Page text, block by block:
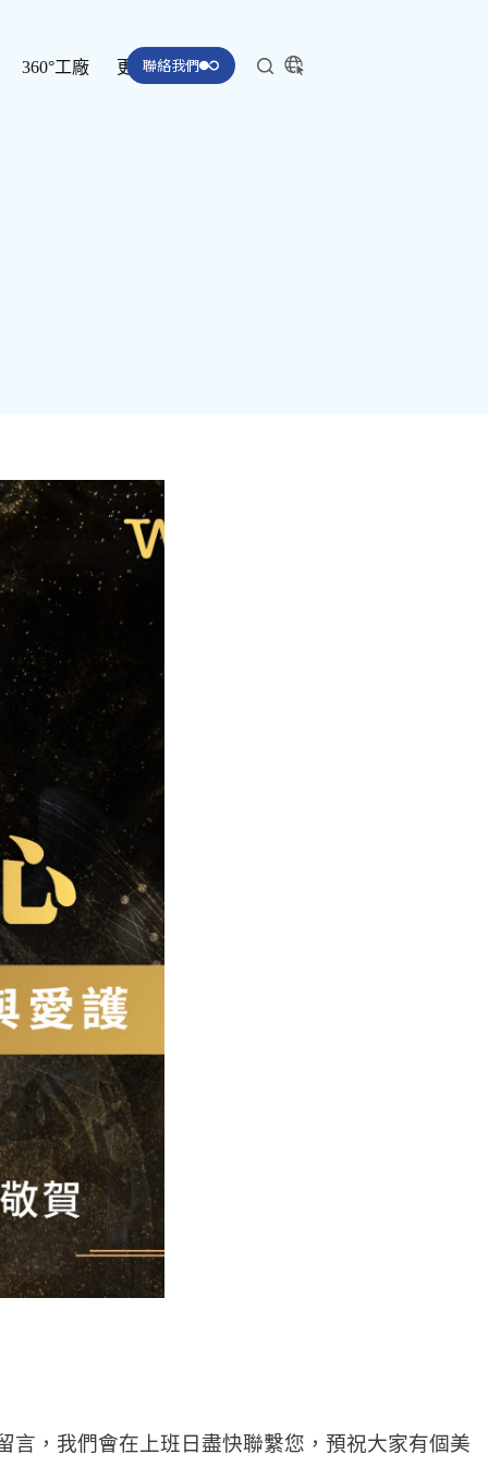
360°工廠 更多聯絡我們
，我們會在上班日盡快聯繫您，預祝大家有個美